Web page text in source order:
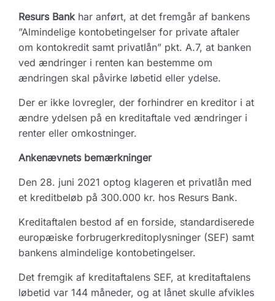
Resurs Bankhar anført, at det fremgår af bankens
”Almindelige kontobetingelser for private aftaler
om kontokredit samt privatlån” pkt. A.7, at banken
ved ændringer i renten kan bestemme om
ændringen skal påvirke løbetid eller ydelse.
Der er ikke lovregler, der forhindrer en kreditor i at
ændre ydelsen på en kreditaftale ved ændringer i
renter eller omkostninger.
Ankenævnets bemærkninger
Den 28. juni 2021 optog klageren et privatlån med
et kreditbeløb på 300.000 kr. hos Resurs Bank.
Kreditaftalen bestod af en forside, standardiserede
europæiske forbrugerkreditoplysninger (SEF) samt
bankens almindelige kontobetingelser.
Det fremgik af kreditaftalens SEF, at kreditaftalens
løbetid var 144 måneder, og at lånet skulle afvikles